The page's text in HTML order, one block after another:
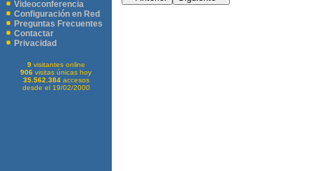
Videoconferencia
Configuración en Red
Preguntas Frecuentes
Contactar
Privacidad
9visitantes online
906 visitas únicas hoy
35.562.384accesos
desde el 19/02/2000